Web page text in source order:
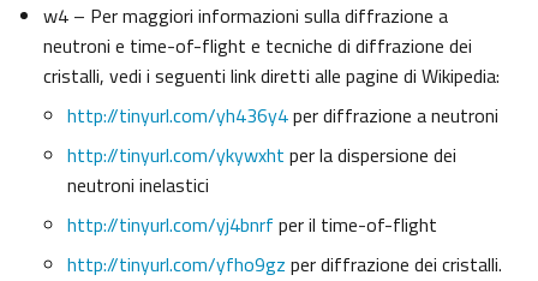
w4 – Per maggiori informazioni sulla diffrazione a
neutroni e time-of-flight e tecniche di diffrazione dei
cristalli, vedi i seguenti link diretti alle pagine di Wikipedia:
http://tinyurl.com/yh436y4per diffrazione a neutroni
http://tinyurl.com/ykywxht per la dispersione dei
neutroni inelastici
http://tinyurl.com/yj4bnrf per il time-of-flight
http://tinyurl.com/yfho9gz per diffrazione dei cristalli.